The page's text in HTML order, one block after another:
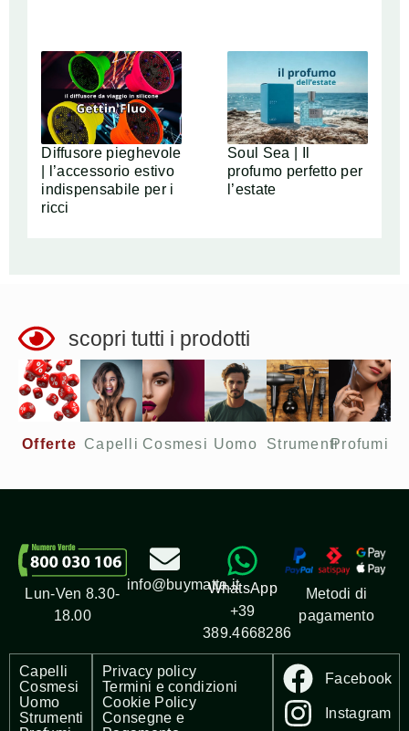
Diffusore pieghevole
| l’accessorio estivo
indispensabile per i
ricci
Soul Sea | Il
profumo perfetto per
l’estate
scopri tutti i prodotti
Offerte​ Capelli Cosmesi Uomo StrumentiProfumi
Lun-Ven 8.30-
18.00
info@buymatta.itWhatsApp
+39
389.4668286
Metodi di
pagamento
Capelli
Cosmesi
Uomo
Strumenti
Privacy policy
Termini e condizioni
Cookie Policy
Consegne e
Facebook
Instagram